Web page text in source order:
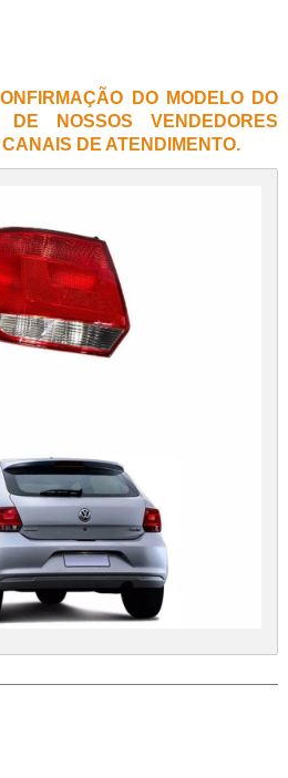
DO MODELO DO
NOSSOS VENDEDORES
DE ATENDIMENTO.